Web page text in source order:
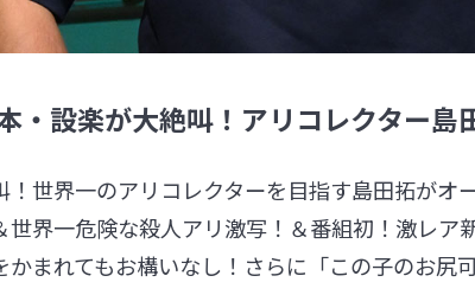
設楽が大絶叫！アリコレクター島
世界一のアリコレクターを目指す島田拓がオ
界一危険な殺人アリ激写！＆番組初！激レア
まれてもお構いなし！さらに「この子のお